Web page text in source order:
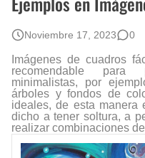
Noviembre 17, 2023 0
Imágenes de cuadros
recomendable para
minimalistas, por
árboles y fondos de
ideales, de esta manera
dicho a tener soltura, a
realizar combinaciones